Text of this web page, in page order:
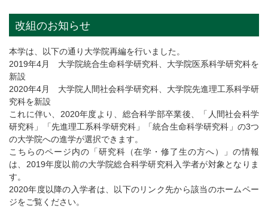
改組のお知らせ
本学は、以下の通り大学院再編を行いました。
2019年4月 大学院統合生命科学研究科、大学院医系科学研究科を
新設
2020年4月 大学院人間社会科学研究科、大学院先進理工系科学研
究科を新設
これに伴い、2020年度より、総合科学部卒業後、「人間社会科学
研究科」「先進理工系科学研究科」「統合生命科学研究科」の3つ
の大学院への進学が選択できます。
こちらのページ内の「研究科（在学・修了生の方へ）」の情報
は、2019年度以前の大学院総合科学研究科入学者が対象となりま
す。
2020年度以降の入学者は、以下のリンク先から該当のホームペー
ジをご覧ください。